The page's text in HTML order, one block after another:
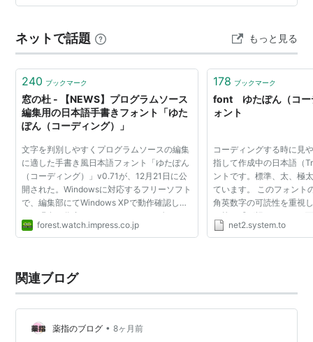
す・・、 難は蹴飛ばすのか、朝には布団の中で行方不明
Ｍと闊歩してた頃を思い出し、 幾星霜幾星霜・・、 足の
冷たさをカンジ、ウチでは去年秋からスリッパ着用、時
には厚手の靴下も・・、 あ…
ネットで話題 もっと見る
240 ブックマーク
窓の杜 - 【NEWS】プログラムソース
編集用の日本語手書きフォント「ゆた
ぽん（コーディング）」
文字を判別しやすくプログラムソースの編集
に適した手書き風日本語フォント「ゆたぽん
（コーディング）」v0.71が、12月21日に公
開された。Windowsに対応するフリーソフト
で、編集部にてWindows XPで動作確認し
た。現在、作者のホームページからダウンロ
ードできる。 「ゆたぽん（コーディング）」
forest.watch.impress.co.jp
178 ブックマーク
font ゆたぽん（コ
ォント
コーディングする時に見
指して作成中の日本語（
ントです。標準、太、極
ています。 このフォント
角英数字の可読性を重視
の統一感が損なわれても
（[,.][;:][Ｉｌ1][0O]が区別
net2.system.to
関連ブログ
薬指のブログ • 8ヶ月前